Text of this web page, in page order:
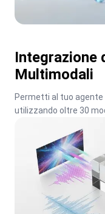
Integrazione
Multimodali
Permetti al tuo
utilizzando oltre 30